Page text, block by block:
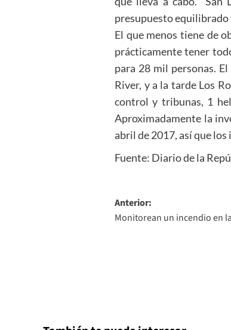
presupuesto equilibrado
El que menos tiene de
prácticamente tener
para 28 mil personas.
River, y a la tarde Los
control y tribunas, 1
Aproximadamente la
abril de 2017, así que
Fuente: Diario de la
Navegación
de
Anterior:
Monitorean un incendio en